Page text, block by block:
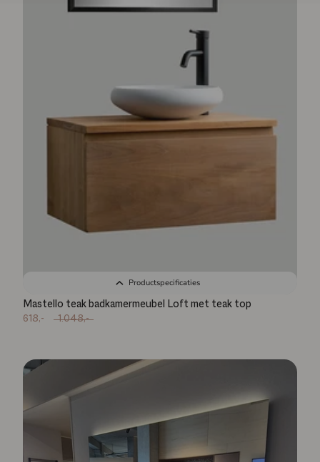
Productspecificaties
Mastello teak badkamermeubel Loft met teak top
618,- 1.048,-